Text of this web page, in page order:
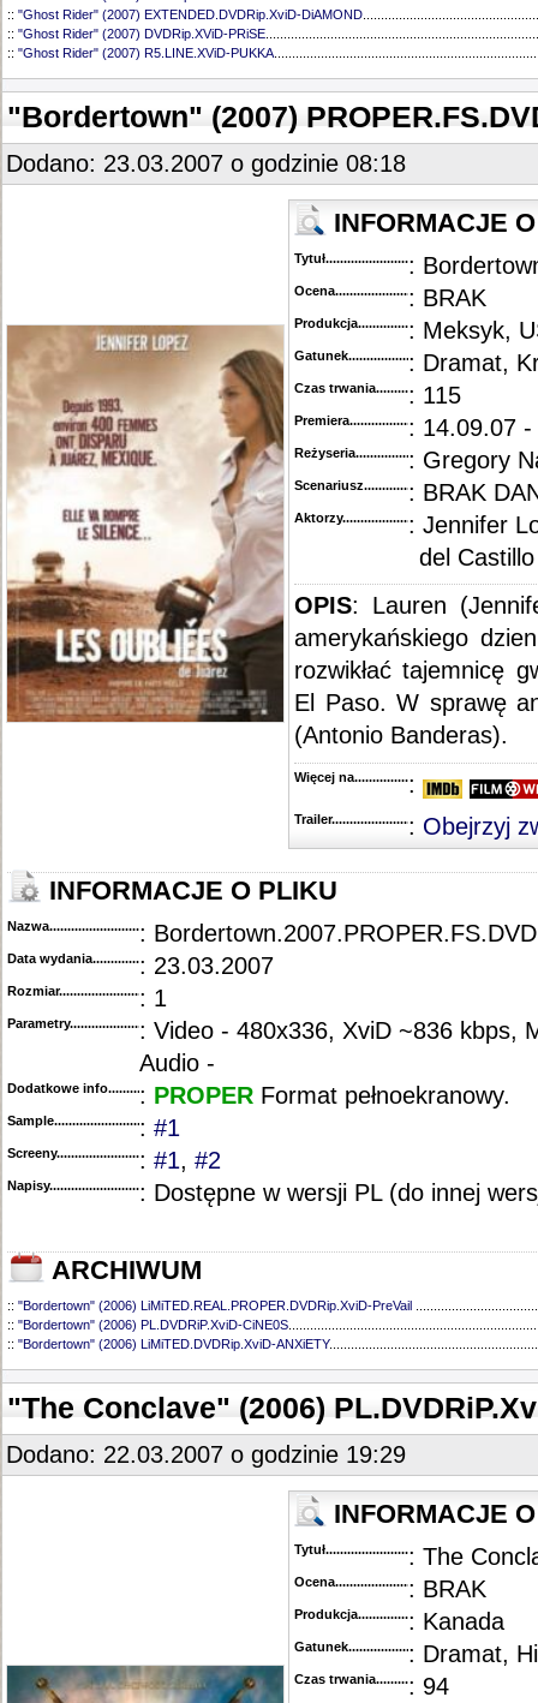
:: "Ghost Rider" (2007) EXTENDED.DVDRip.XviD-DiAMOND
:: "Ghost Rider" (2007) DVDRip.XViD-PRiSE
:: "Ghost Rider" (2007) R5.LINE.XViD-PUKKA
"Bordertown" (2007)
Dodano: 23.03.2007 o godzinie 08:18
INFORMACJE
Tytuł............................................
:
Ocena.............................................
: BRAK
Produkcja.........................................
: Meksyk,
Gatunek...........................................
: Dramat,
Czas trwania......................................
: 115
Premiera..........................................
: 14.09.07
Reżyseria........................................
: Gregory
Scenariusz........................................
: BRAK
Aktorzy...........................................
: Jennifer
del Castillo
OPIS: Lauren
amerykańskiego
rozwikłać tajemnicę
El Paso. W sprawę
(Antonio Banderas).
Więcej na........................................
:
Trailer...........................................
: Obejrzyj
INFORMACJE O PLIKU
Nazwa.............................................
:
Data wydania......................................
: 23.03.2007
Rozmiar...........................................
: 1
Parametry.........................................: Video - 480x336, XviD ~836 kbps,
Audio -
Dodatkowe info....................................
: PROPER Format pełnoekranowy.
Sample............................................
: #1
Screeny...........................................
: #1, #2
Napisy............................................: Dostępne w wersji PL (do innej
ARCHIWUM
:: "Bordertown" (2006) LiMiTED.REAL.PROPER.DVDRip.XviD-PreVail
:: "Bordertown" (2006) PL.DVDRiP.XviD-CiNE0S
:: "Bordertown" (2006) LiMiTED.DVDRip.XviD-ANXiETY
"The Conclave" (2006)
Dodano: 22.03.2007 o godzinie 19:29
INFORMACJE
Tytuł............................................
: The
Ocena.............................................
: BRAK
Produkcja.........................................
: Kanada
Gatunek...........................................
: Dramat,
Czas trwania......................................
: 94